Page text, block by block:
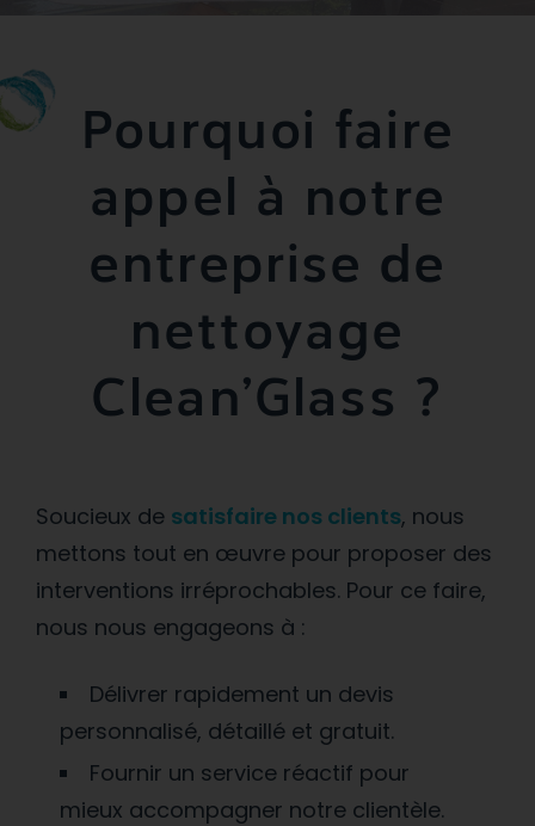
Pourquoi faire
appel à notre
entreprise de
nettoyage
Clean’Glass ?
Soucieux de satisfaire nos clients, nous
mettons tout en œuvre pour proposer des
interventions irréprochables. Pour ce faire,
nous nous engageons à :
Délivrer rapidement un devis
personnalisé, détaillé et gratuit.
Fournir un service réactif pour
mieux accompagner notre clientèle.